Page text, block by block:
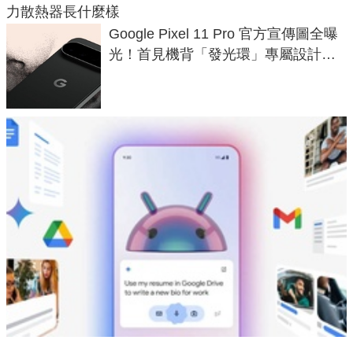
力散熱器長什麼樣
Google Pixel 11 Pro 官方宣傳圖全曝
光！首見機背「發光環」專屬設計、